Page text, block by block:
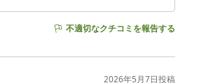
不適切なクチコミを報告する
2026年5月7日投稿